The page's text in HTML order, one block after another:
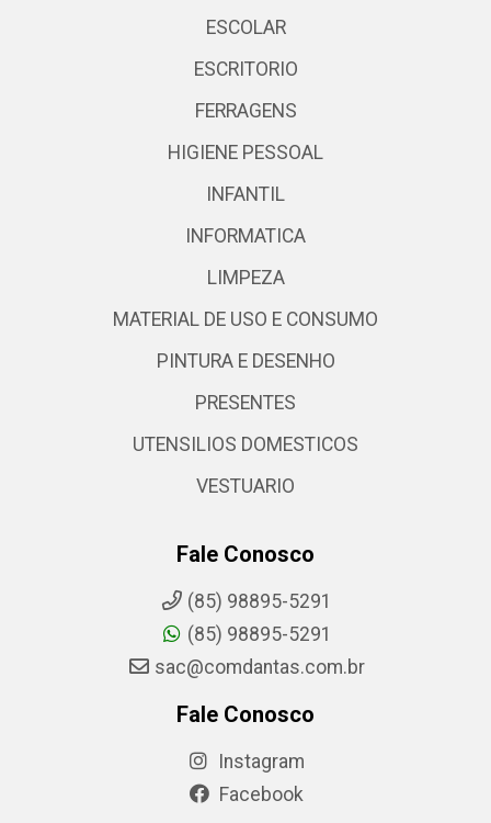
ESCOLAR
ESCRITORIO
FERRAGENS
HIGIENE PESSOAL
INFANTIL
INFORMATICA
LIMPEZA
MATERIAL DE USO E CONSUMO
PINTURA E DESENHO
PRESENTES
UTENSILIOS DOMESTICOS
VESTUARIO
Fale Conosco
(85) 98895-5291
(85) 98895-5291
sac@comdantas.com.br
Fale Conosco
Instagram
Facebook